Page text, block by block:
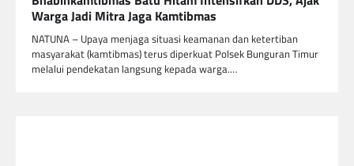
Warga Jadi Mitra Jaga Kamtibmas
NATUNA – Upaya menjaga situasi keamanan dan ketertiban
masyarakat (kamtibmas) terus diperkuat Polsek Bunguran Timur
melalui pendekatan langsung kepada warga.…